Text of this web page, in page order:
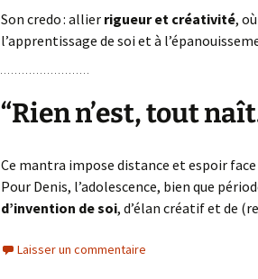
Son credo : allier rigueur et créativité,
l’apprentissage de soi et à
“Rien n’est, tout
Ce mantra impose distance et espoir
Pour Denis, l’adolescence, bien que
d’invention de soi, d’élan créatif et de
Laisser un commentaire